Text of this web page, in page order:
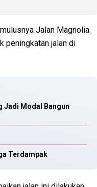
Jalan Magnolia.
peningkatan jalan di
Jadi Modal Bangun
Terdampak